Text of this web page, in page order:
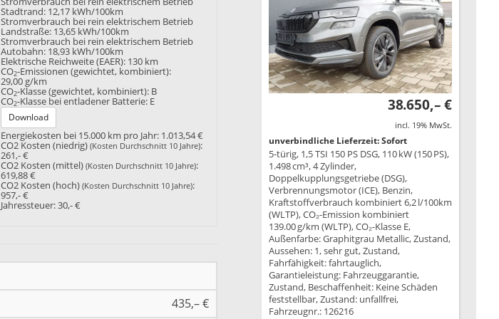
Stadtrand: 12,17 kWh/100km
Stromverbrauch bei rein elektrischem Betrieb
Landstraße: 13,65 kWh/100km
Stromverbrauch bei rein elektrischem Betrieb
Autobahn: 18,93 kWh/100km
Elektrische Reichweite (EAER): 130 km
CO2-Emissionen (gewichtet, kombiniert):
29,00 g/km
CO2-Klasse (gewichtet, kombiniert): B
CO2-Klasse bei entladener Batterie: E
Download
Energiekosten bei 15.000 km pro Jahr: 1.013,54 €
CO2 Kosten (niedrig)(Kosten Durchschnitt 10 Jahre):
261,- €
CO2 Kosten (mittel)(Kosten Durchschnitt 10 Jahre):
619,88 €
CO2 Kosten (hoch)(Kosten Durchschnitt 10 Jahre):
957,- €
Jahressteuer: 30,- €
435,– €
38.650,– €
incl. 19% MwSt.
unverbindliche Lieferzeit: Sofort
5-türig, 1,5 TSI 150 PS DSG, 110 kW (150 PS),
1.498 cm³, 4 Zylinder,
Doppelkupplungsgetriebe (DSG),
Verbrennungsmotor (ICE), Benzin,
Kraftstoffverbrauch kombiniert 6,2 l/100km
(WLTP), CO₂-Emission kombiniert
139.00 g/km (WLTP), CO₂-Klasse E,
Außenfarbe: Graphitgrau Metallic, Zustand,
Aussehen: 1, sehr gut, Zustand,
Fahrfähigkeit: fahrtauglich,
Garantieleistung: Fahrzeuggarantie,
Zustand, Beschaffenheit: Keine Schäden
feststellbar, Zustand: unfallfrei,
Fahrzeugnr.: 126216